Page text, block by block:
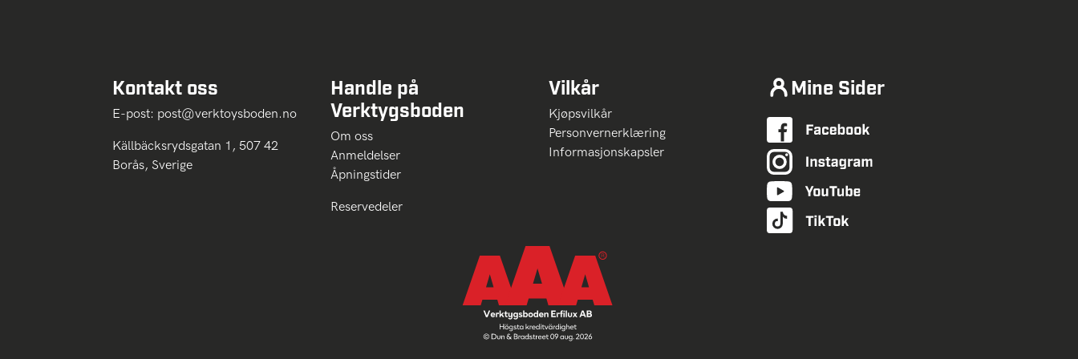
Kontakt oss
E-post: post@verktoysboden.no
Källbäcksrydsgatan 1, 507 42
Borås, Sverige
Handle på
Verktygsboden
Om oss
Anmeldelser
Åpningstider
Reservedeler
Vilkår
Kjøpsvilkår
Personvernerklæring
Informasjonskapsler
Mine Sider